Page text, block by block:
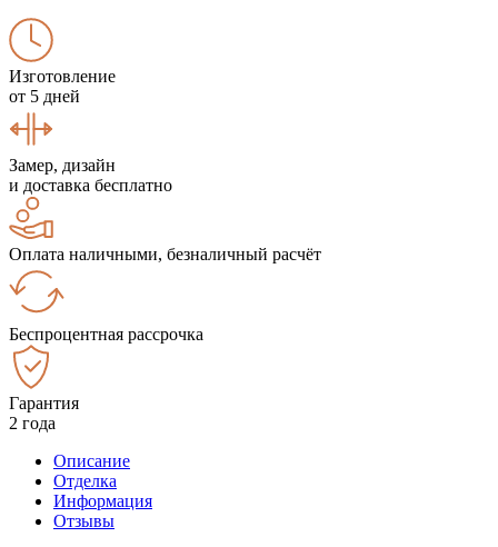
Изготовление
от 5 дней
Замер, дизайн
и доставка бесплатно
Оплата наличными, безналичный расчёт
Беспроцентная рассрочка
Гарантия
2 года
Описание
Отделка
Информация
Отзывы